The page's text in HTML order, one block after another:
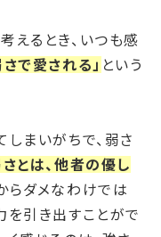
えるとき、いつも感
で愛される」 という
しまいがちで、弱さ
とは、他者の優し
らダメなわけでは
を引き出すことがで